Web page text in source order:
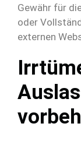
Gewähr für
oder
externen